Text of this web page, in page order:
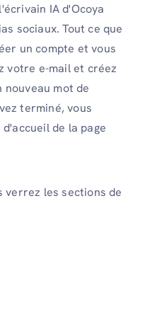
IA d'Ocoya
sociaux. Tout ce que
un compte et vous
votre e-mail et créez
nouveau mot de
terminé, vous
de la page
verrez les sections de